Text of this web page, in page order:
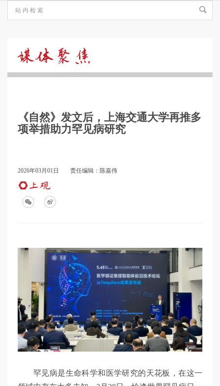
聚
《自然》发文后，上海交通大学再推多
项举措助力罕见病研究
2026年03月01日 责任编辑：陈嘉伟
罕见病是生命科学和医学研究的天花板，在这一